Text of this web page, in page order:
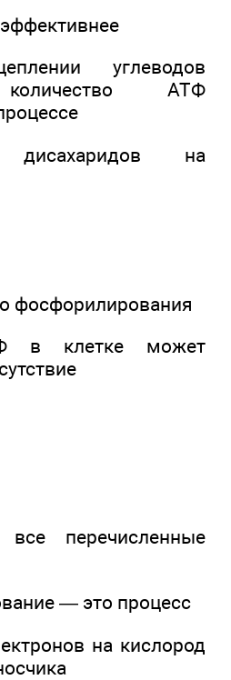
углеводов
АТФ
на
фосфорилирования
в клетке может
перечисленные
— это процесс
на кислород